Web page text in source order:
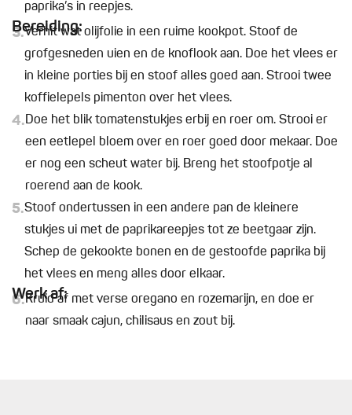
paprika’s in reepjes.
Bereiding:
3.Verhit wat olijfolie in een ruime kookpot. Stoof de
grofgesneden uien en de knoflook aan. Doe het vlees er
in kleine porties bij en stoof alles goed aan. Strooi twee
koffielepels pimenton over het vlees.
4.Doe het blik tomatenstukjes erbij en roer om. Strooi er
een eetlepel bloem over en roer goed door mekaar. Doe
er nog een scheut water bij. Breng het stoofpotje al
roerend aan de kook.
5.Stoof ondertussen in een andere pan de kleinere
stukjes ui met de paprikareepjes tot ze beetgaar zijn.
Schep de gekookte bonen en de gestoofde paprika bij
het vlees en meng alles door elkaar.
Werk af:
6.Kruid af met verse oregano en rozemarijn, en doe er
naar smaak cajun, chilisaus en zout bij.